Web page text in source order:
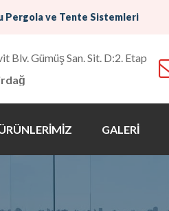
Pergola ve Tente Sistemleri
Blv. Gümüş San. Sit. D:2. Etap
GALERİ